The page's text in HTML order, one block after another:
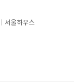
서울하우스